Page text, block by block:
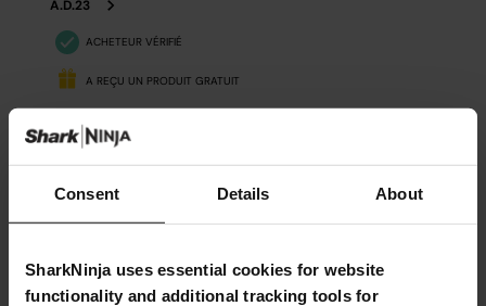
Consent Details About
SharkNinja uses essential cookies for website
functionality and additional tracking tools for